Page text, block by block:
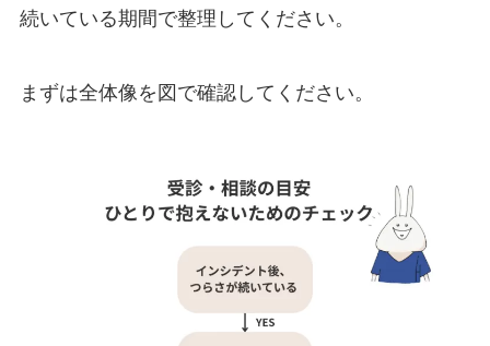
続いている期間で整理してください。
まずは全体像を図で確認してください。